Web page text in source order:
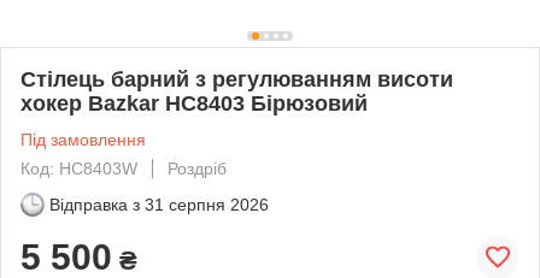
Стілець барний з регулюванням висоти
хокер Bazkar HC8403 Бірюзовий
Під замовлення
Код: HC8403W
Роздріб
Відправка з 31 серпня 2026
5 500 ₴